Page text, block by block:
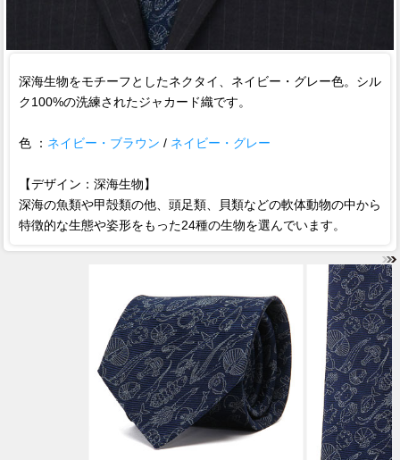
深海生物をモチーフとしたネクタイ、ネイビー・グレー色。シル
ク100%の洗練されたジャカード織です。
色 ： ネイビー・ブラウン / ネイビー・グレー
【デザイン：深海生物】
深海の魚類や甲殻類の他、頭足類、貝類などの軟体動物の中から
特徴的な生態や姿形をもった24種の生物を選んでいます。